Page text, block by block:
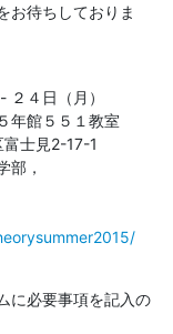
お待ちしておりま
２４日（月）
年館５５１教室
士見2-17-1
部，
に必要事項を記入の